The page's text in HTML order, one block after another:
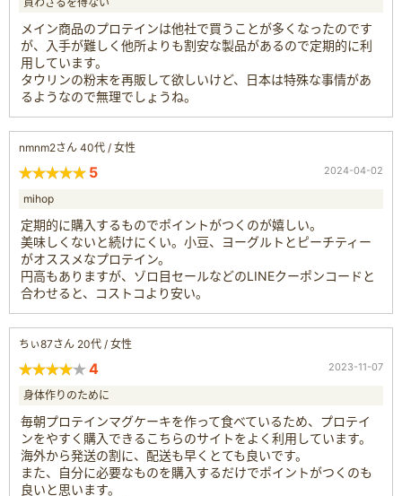
メイン商品のプロテインは他社で買うことが多くなったのです
が、入手が難しく他所よりも割安な製品があるので定期的に利
用しています。
タウリンの粉末を再販して欲しいけど、日本は特殊な事情があ
るようなので無理でしょうね。
nmnm2さん 40代 / 女性
5 2024-04-02
mihop
定期的に購入するものでポイントがつくのが嬉しい。
美味しくないと続けにくい。小豆、ヨーグルトとピーチティー
がオススメなプロテイン。
円高もありますが、ゾロ目セールなどのLINEクーポンコードと
合わせると、コストコより安い。
ちぃ87さん 20代 / 女性
4 2023-11-07
身体作りのために
毎朝プロテインマグケーキを作って食べているため、プロテイ
ンをやすく購入できるこちらのサイトをよく利用しています。
海外から発送の割に、配送も早くとても良いです。
また、自分に必要なものを購入するだけでポイントがつくのも
良いと思います。